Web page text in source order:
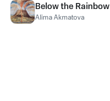
Below the Rainbow
Alima Akmatova